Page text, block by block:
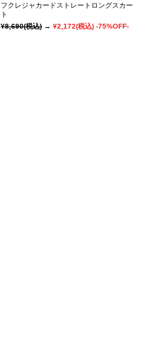
フクレジャカードストレートロングスカー
ト
¥8,690(税込)→¥2,172(税込) -75%OFF-